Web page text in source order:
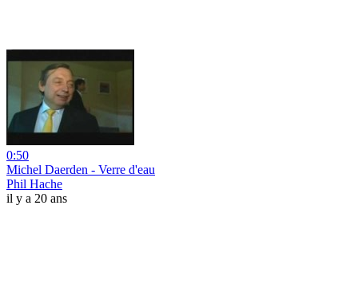
0:50
Michel Daerden - Verre d'eau
Phil Hache
il y a 20 ans